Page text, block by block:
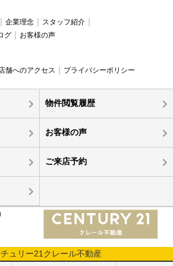
企業理念
スタッフ紹介
グ お客様の声
店舗へのアクセス プライバシーポリシー
物件閲覧履歴
お客様の声
ご来店予約
ュリー21クレール不動産